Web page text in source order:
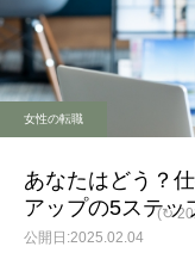
女性の転職
あなたはどう？
アップの5ステッ
2025.02.04
(↻